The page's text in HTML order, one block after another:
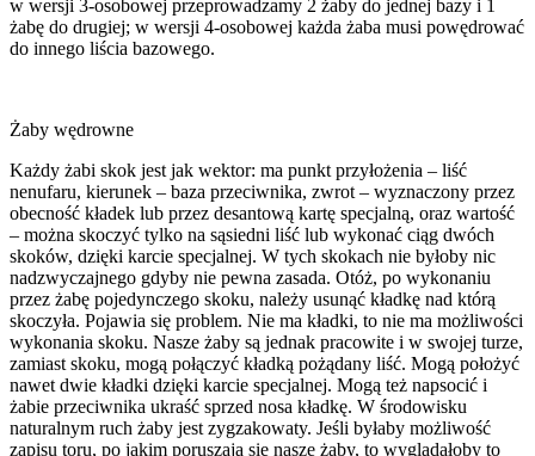
w wersji 3-osobowej przeprowadzamy 2 żaby do jednej bazy i 1
żabę do drugiej; w wersji 4-osobowej każda żaba musi powędrować
do innego liścia bazowego.
Żaby wędrowne
Każdy żabi skok jest jak wektor: ma punkt przyłożenia – liść
nenufaru, kierunek – baza przeciwnika, zwrot – wyznaczony przez
obecność kładek lub przez desantową kartę specjalną, oraz wartość
– można skoczyć tylko na sąsiedni liść lub wykonać ciąg dwóch
skoków, dzięki karcie specjalnej. W tych skokach nie byłoby nic
nadzwyczajnego gdyby nie pewna zasada. Otóż, po wykonaniu
przez żabę pojedynczego skoku, należy usunąć kładkę nad którą
skoczyła. Pojawia się problem. Nie ma kładki, to nie ma możliwości
wykonania skoku. Nasze żaby są jednak pracowite i w swojej turze,
zamiast skoku, mogą połączyć kładką pożądany liść. Mogą położyć
nawet dwie kładki dzięki karcie specjalnej. Mogą też napsocić i
żabie przeciwnika ukraść sprzed nosa kładkę. W środowisku
naturalnym ruch żaby jest zygzakowaty. Jeśli byłaby możliwość
zapisu toru, po jakim poruszają się nasze żaby, to wyglądałoby to